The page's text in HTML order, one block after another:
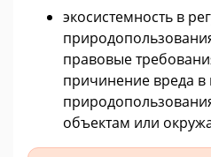
экосистемность в
правовые
причинение вреда в
объектам или